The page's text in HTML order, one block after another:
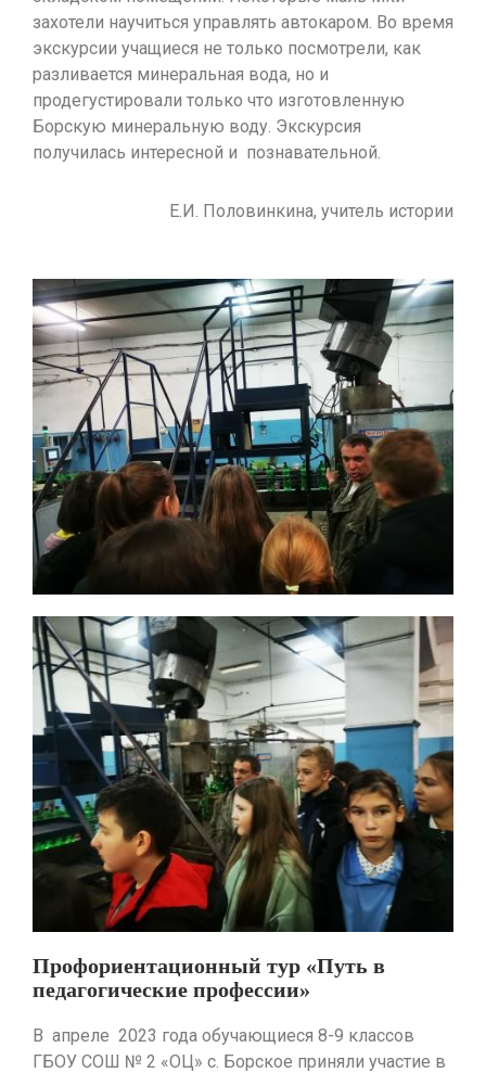
захотели научиться управлять автокаром. Во время
экскурсии учащиеся не только посмотрели, как
разливается минеральная вода, но и
продегустировали только что изготовленную
Борскую минеральную воду. Экскурсия
получилась интересной и познавательной.
Е.И. Половинкина, учитель истории
Профориентационный тур «Путь в
педагогические профессии»
В апреле 2023 года обучающиеся 8-9 классов
ГБОУ СОШ № 2 «ОЦ» с. Борское приняли участие в